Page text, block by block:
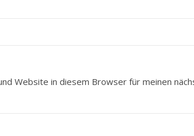
Website in diesem Browser für meinen